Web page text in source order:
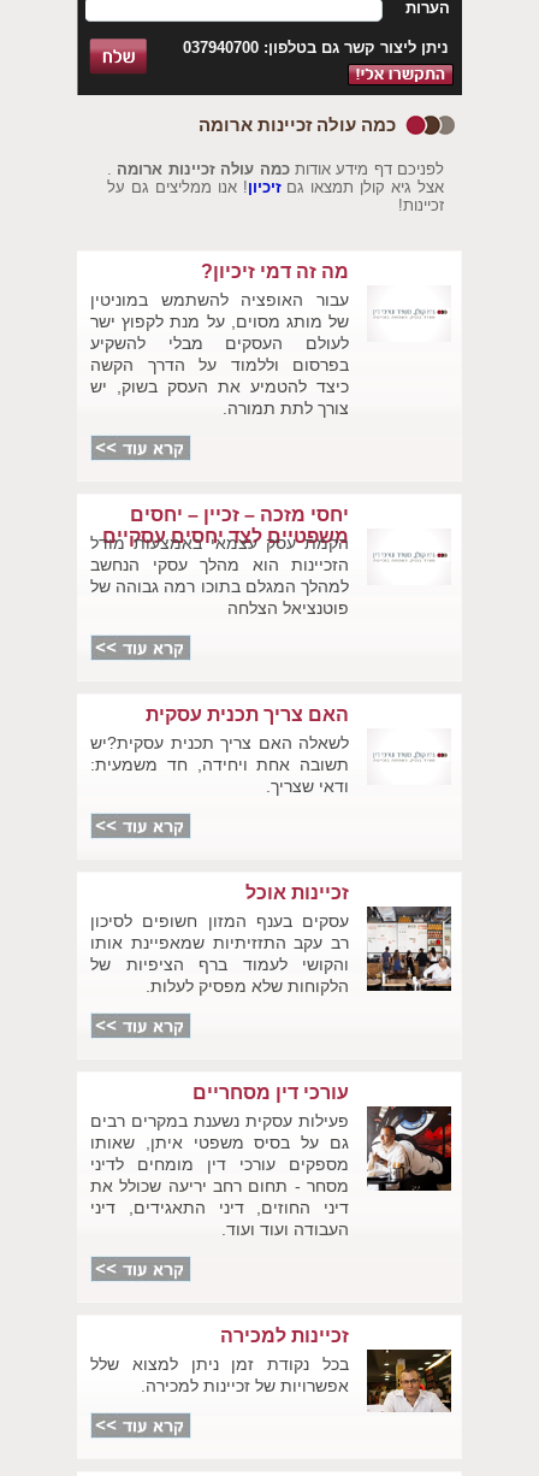
ניתן ליצור קשר גם בטלפון: 037940700
הערות
כמה עולה זכיינות ארומה
לפניכם דף מידע אודותכמה עולה זכיינות ארומה .
אצל גיא קולן תמצאו גםזיכיון! אנו ממליצים גם על
זכיינות!
מה זה דמי זיכיון?
עבור האופציה להשתמש במוניטין
של מותג מסוים, על מנת לקפוץ ישר
לעולם העסקים מבלי להשקיע
בפרסום וללמוד על הדרך הקשה
כיצד להטמיע את העסק בשוק, יש
צורך לתת תמורה.
יחסי מזכה – זכיין – יחסים
משפטיים לצד יחסים עסקיים
הקמת עסק עצמאי באמצעות מודל
הזכיינות הוא מהלך עסקי הנחשב
למהלך המגלם בתוכו רמה גבוהה של
פוטנציאל הצלחה
האם צריך תכנית עסקית
לשאלה האם צריך תכנית עסקית?יש
תשובה אחת ויחידה, חד משמעית:
ודאי שצריך.
זכיינות אוכל
עסקים בענף המזון חשופים לסיכון
רב עקב התזזיתיות שמאפיינת אותו
והקושי לעמוד ברף הציפיות של
הלקוחות שלא מפסיק לעלות.
עורכי דין מסחריים
פעילות עסקית נשענת במקרים רבים
גם על בסיס משפטי איתן, שאותו
מספקים עורכי דין מומחים לדיני
מסחר - תחום רחב יריעה שכולל את
דיני החוזים, דיני התאגידים, דיני
העבודה ועוד ועוד.
זכיינות למכירה
בכל נקודת זמן ניתן למצוא שלל
אפשרויות של זכיינות למכירה.